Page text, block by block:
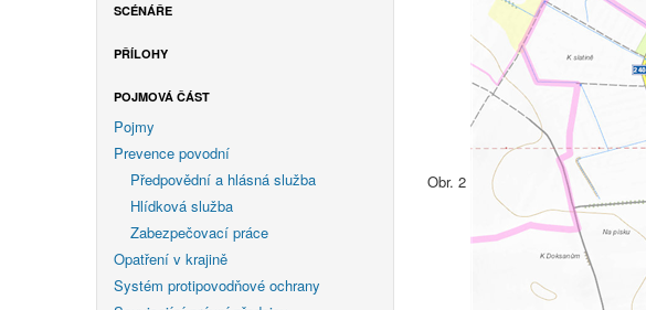
SCÉNÁŘE
PŘÍLOHY
POJMOVÁ ČÁST
Pojmy
Prevence povodní
Předpovědní a hlásná služba
Hlídková služba
Zabezpečovací práce
Opatření v krajině
Systém protipovodňové ochrany
Obr. 2